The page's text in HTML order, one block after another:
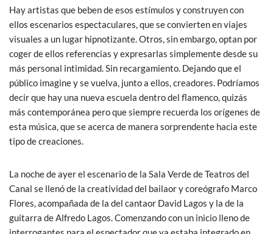
Hay artistas que beben de esos estímulos y construyen con
ellos escenarios espectaculares, que se convierten en viajes
visuales a un lugar hipnotizante. Otros, sin embargo, optan por
coger de ellos referencias y expresarlas simplemente desde su
más personal intimidad. Sin recargamiento. Dejando que el
público imagine y se vuelva, junto a ellos, creadores. Podríamos
decir que hay una nueva escuela dentro del flamenco, quizás
más contemporánea pero que siempre recuerda los orígenes de
esta música, que se acerca de manera sorprendente hacia este
tipo de creaciones.
La noche de ayer el escenario de la Sala Verde de Teatros del
Canal se llenó de la creatividad del bailaor y coreógrafo Marco
Flores, acompañada de la del cantaor David Lagos y la de la
guitarra de Alfredo Lagos. Comenzando con un inicio lleno de